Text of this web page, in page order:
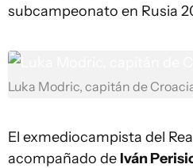
subcampeonato en Rusia
Luka Modric, capitán de
El exmediocampista del
acompañado de Iván